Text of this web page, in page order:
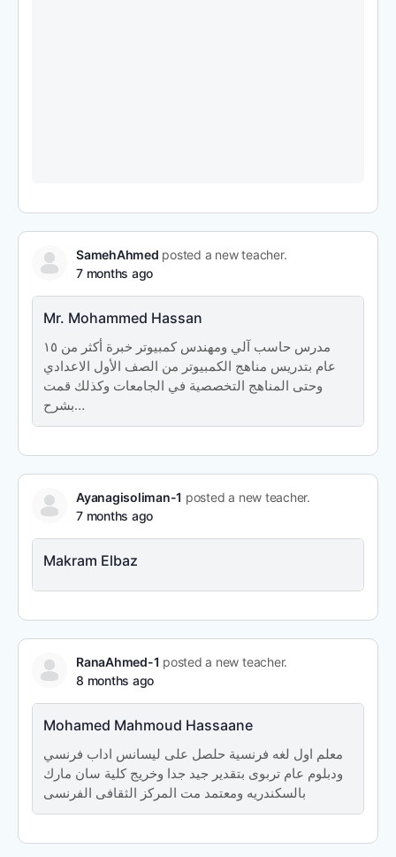
SamehAhmed posted a new teacher.
7 months ago
Mr. Mohammed Hassan
مدرس حاسب آلي ومهندس كمبيوتر خبرة أكثر من ١٥
عام بتدريس مناهج الكمبيوتر من الصف الأول الاعدادي
وحتى المناهج التخصصية في الجامعات وكذلك قمت
بشرح…
Ayanagisoliman-1 posted a new teacher.
7 months ago
Makram Elbaz
RanaAhmed-1 posted a new teacher.
8 months ago
Mohamed Mahmoud Hassaane
معلم اول لغه فرنسية حلصل على ليسانس اداب فرنسي
ودبلوم عام تربوى بتقدير جيد جدا وخريج كلية سان مارك
بالسكندريه ومعتمد مت المركز الثقافى الفرنسى